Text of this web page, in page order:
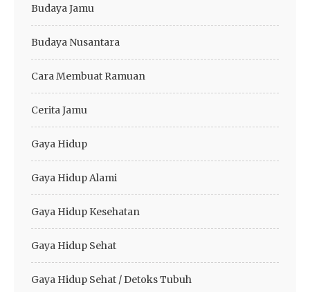
Budaya Jamu
Budaya Nusantara
Cara Membuat Ramuan
Cerita Jamu
Gaya Hidup
Gaya Hidup Alami
Gaya Hidup Kesehatan
Gaya Hidup Sehat
Gaya Hidup Sehat / Detoks Tubuh